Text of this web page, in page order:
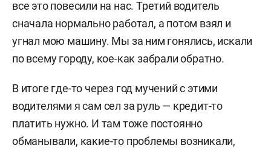
все это повесили на нас. Третий водитель
сначала нормально работал, а потом взял и
угнал мою машину. Мы за ним гонялись, искали
по всему городу, кое-как забрали обратно.
В итоге где-то через год мучений с этими
водителями я сам сел за руль — кредит-то
платить нужно. И там тоже постоянно
обманывали, какие-то проблемы возникали,